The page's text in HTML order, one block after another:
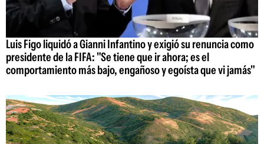
Luis Figo liquidó a Gianni Infantino y exigió su renuncia como
presidente de la FIFA: "Se tiene que ir ahora; es el
comportamiento más bajo, engañoso y egoísta que vi jamás"